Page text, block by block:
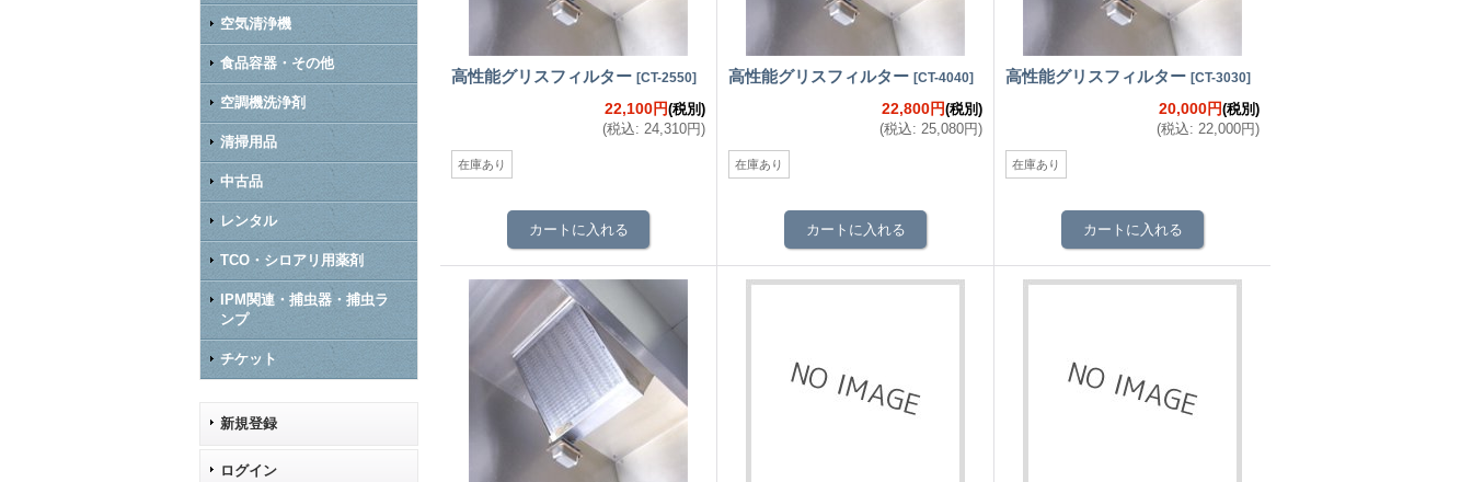
空気清浄機
食品容器・その他
空調機洗浄剤
清掃用品
中古品
レンタル
TCO・シロアリ用薬剤
IPM関連・捕虫器・捕虫ラ
ンプ
チケット
新規登録
ログイン
高性能グリスフィルター [CT-2550]
22,100円(税別)
(税込: 24,310円)
在庫あり
高性能グリスフィルター [CT-4040]
22,800円(税別)
(税込: 25,080円)
在庫あり
高性能グリスフィルター [CT-3030]
20,000円(税別)
(税込: 22,000円)
在庫あり